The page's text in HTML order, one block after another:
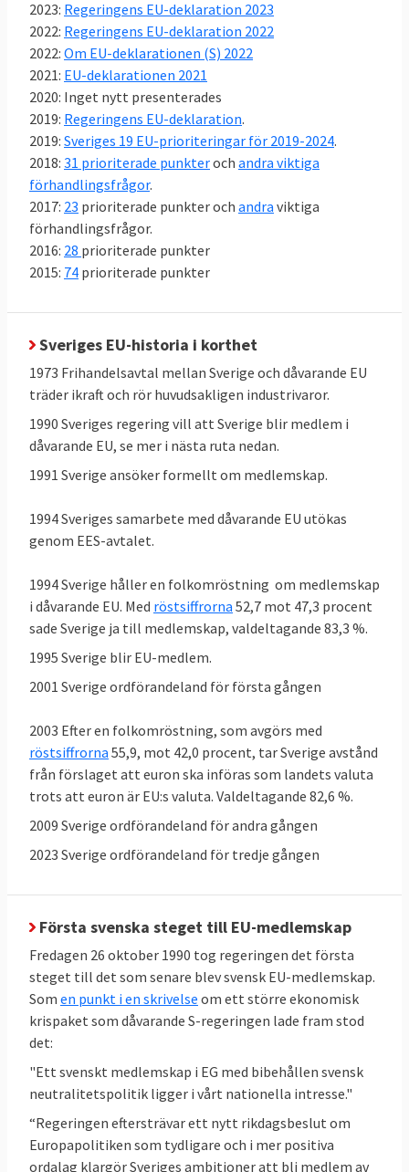
regeringar i ministerrådet 734 lagar. EU-
ländernas regeringar, var oavsett politisk
färg, nästan alltid överens om nya EU-lagar.
Sverige röstade nej 14 gånger – knappt 2
procent av lagarna. I nästan 98 procent av
omröstningarna i EU röstade Sverige, efter
beslut i riksdagens EU-nämnd, ja till nya EU-
lagar. Läsmer om undersökningen.
Sverige kritiseras för rättsliga brister
Sverige röstar som regel för nya EU-lagar i
ministerrådet, men ibland har Sverige
pekar i flera fall på att införandet av lagarna
i svensk rätt dröjt allt för länge, eller att de
införts på felaktigt sätt. Vid årsskiftet 31
december 2024 hade kommissionen 43
pågåendeöverträdelseförfaranden mot
Sverige, en process som kan sluta i EU-
Sverige ofta bland de främsta
Sverige tillhör de rikare EU-länderna och är
regel bland de främsta ländernai jämförande
studier eller statistik som rördemokrati,
2023: Regeringens EU-deklaration 2023
2022: Regeringens EU-deklaration 2022
2022: Om EU-deklarationen (S) 2022
2021: EU-deklarationen 2021
2020: Inget nytt presenterades
2019: Regeringens EU-deklaration.
2019: Sveriges 19 EU-prioriteringar för 2019-2024.
2018: 31 prioriterade punkteroch andra viktiga
förhandlingsfrågor.
2017: 23 prioriterade punkter och andra viktiga
förhandlingsfrågor.
2016: 28 prioriterade punkter
2015: 74 prioriterade punkter
Sveriges EU-historia i korthet
1973 Frihandelsavtal mellan Sverige och dåvarande EU
träder ikraft och rör huvudsakligen industrivaror.
1990 Sveriges regering vill att Sverige blir medlem i
dåvarande EU, se mer i nästa ruta nedan.
1991 Sverige ansöker formellt om medlemskap.
1994 Sveriges samarbete med dåvarande EU utökas
genom EES-avtalet.
1994 Sverige håller en folkomröstning om medlemskap
i dåvarande EU. Med röstsiffrorna 52,7 mot 47,3 procent
sade Sverige ja till medlemskap, valdeltagande 83,3 %.
1995 Sverige blir EU-medlem.
2001 Sverige ordförandeland för första gången
2003 Efter en folkomröstning, som avgörs med
röstsiffrorna 55,9, mot 42,0 procent, tar Sverige avstånd
från förslaget att euron ska införas som landets valuta
trots att euron är EU:s valuta. Valdeltagande 82,6 %.
2009 Sverige ordförandeland för andra gången
2023 Sverige ordförandeland för tredje gången
Första svenska steget till EU-medlemskap
Fredagen 26 oktober 1990 tog regeringen det första
steget till det som senare blev svensk EU-medlemskap.
Som en punkt i en skrivelse om ett större ekonomisk
krispaket som dåvarande S-regeringen lade fram stod
det:
"Ett svenskt medlemskap i EG med bibehållen svensk
neutralitetspolitik ligger i vårt nationella intresse."
“Regeringen eftersträvar ett nytt rikdagsbeslut om
Europapolitiken som tydligare och i mer positiva
ordalag klargör Sveriges ambitioner att bli medlem av